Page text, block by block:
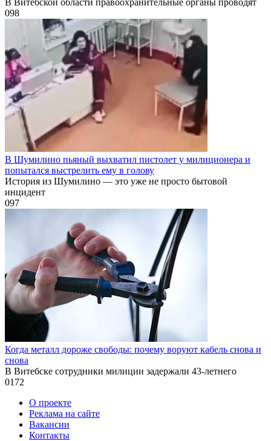
098
В Шумилино пьяный выхватил пистолет у милиционера и
попытался выстрелить ему в голову
История из Шумилино — это уже не просто бытовой
инцидент
097
Когда металл дороже свободы: почему воруют кабель снова и
снова
В Витебске сотрудники милиции задержали 43-летнего
0172
О проекте
Реклама на сайте
Вакансии
Контакты